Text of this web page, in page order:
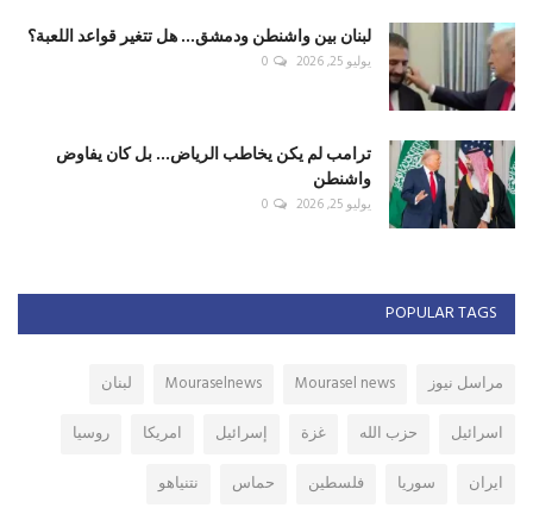
لبنان بين واشنطن ودمشق... هل تتغير قواعد اللعبة؟
يوليو 25, 2026 0
ترامب لم يكن يخاطب الرياض... بل كان يفاوض
واشنطن
يوليو 25, 2026 0
POPULAR TAGS
مراسل نيوز Mourasel news
Mouraselnews
لبنان
اسرائيل
حزب الله غزة إسرائيل امريكا
روسيا
ايران
سوريا فلسطين حماس نتنياهو